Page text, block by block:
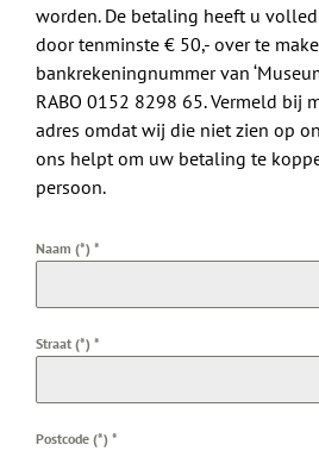
worden. De betaling heeft u
door tenminste € 50,- over te
bankrekeningnummer van
RABO 0152 8298 65. Vermeld bij
adres omdat wij die niet zien op
ons helpt om uw betaling te
persoon.
Naam (*) *
Straat (*) *
Postcode (*) *